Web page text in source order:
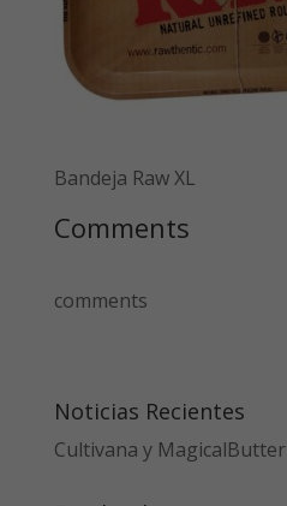
Bandeja Raw XL
Comments
comments
Noticias Recientes
Cultivana y MagicalButter